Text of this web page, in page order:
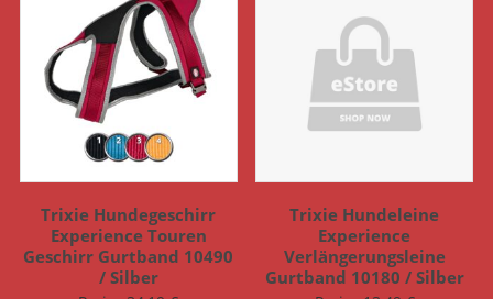
Trixie Hundegeschirr
Experience Touren
Geschirr Gurtband 10490
/ Silber
Trixie Hundeleine
Experience
Verlängerungsleine
Gurtband 10180 / Silber